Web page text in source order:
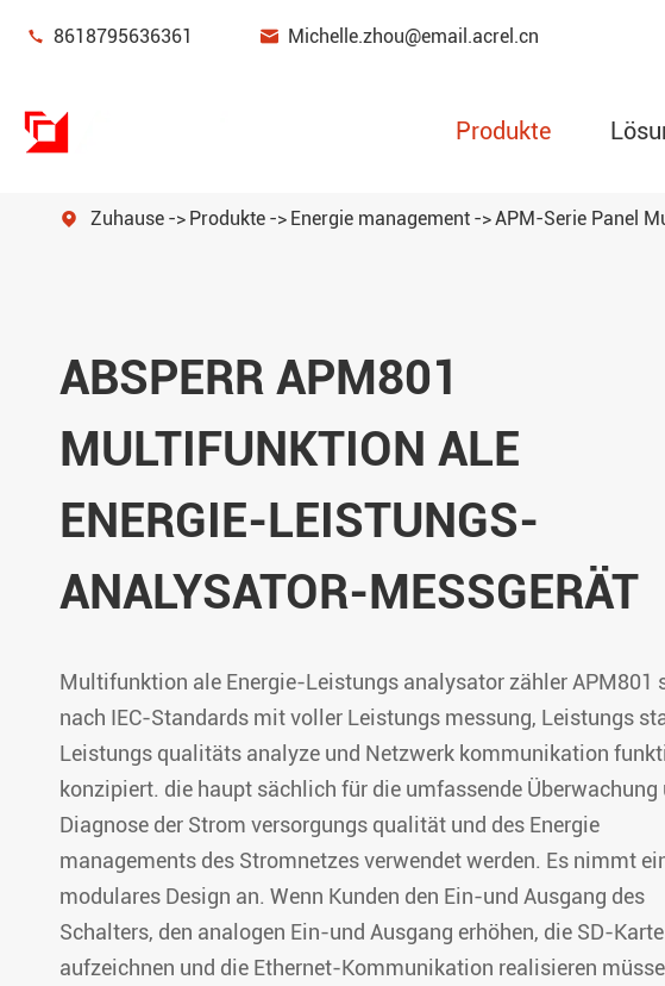
 8618795636361  Michelle.zhou@email.acrel.cn
Produkte
Leistungs sensor
Intelligentes Gateway
Filter für die Strom qualität
Isolierte Strom verteilung
 Zuhause Produkte Energie management APM-Serie Panel
ABSPERR APM801
MULTIFUNKTION ALE
ENERGIE-LEISTUNGS-
ANALYSATOR-MESSGERÄT
Multifunktion ale Energie-Leistungs analysator zähler APM801
nach IEC-Standards mit voller Leistungs messung, Leistungs
Leistungs qualitäts analyze und Netzwerk kommunikation
konzipiert. die haupt sächlich für die umfassende Überwachung
Diagnose der Strom versorgungs qualität und des Energie
managements des Stromnetzes verwendet werden. Es nimmt
modulares Design an. Wenn Kunden den Ein-und Ausgang des
Schalters, den analogen Ein-und Ausgang erhöhen, die SD-Karte
aufzeichnen und die Ethernet-Kommunikation realisieren